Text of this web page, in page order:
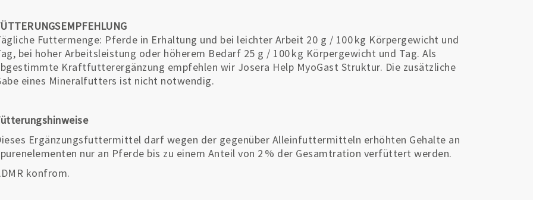
Futtermenge: Pferde in Erhaltung und bei leichter Arbeit 20 g / 100 kg Körpergewicht und
bei hoher Arbeitsleistung oder höherem Bedarf 25 g / 100 kg Körpergewicht und Tag. Als
Kraftfutterergänzung empfehlen wir Josera Help MyoGast Struktur. Die zusätzliche
eines Mineralfutters ist nicht notwendig.
Ergänzungsfuttermittel darf wegen der gegenüber Alleinfuttermitteln erhöhten Gehalte an
nur an Pferde bis zu einem Anteil von 2 % der Gesamtration verfüttert werden.
konfrom.